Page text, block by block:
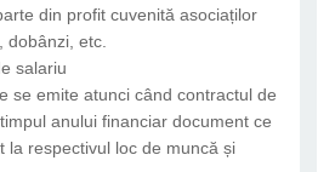
din profit cuvenită asociaților
dobânzi, etc.
salariu
se emite atunci când contractul de
anului financiar document ce
la respectivul loc de muncă și